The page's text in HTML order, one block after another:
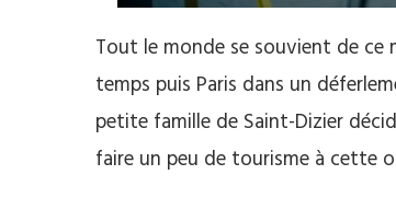
Tout le monde se souvient de ce
temps puis Paris dans un
petite famille de Saint-Dizier
faire un peu de tourisme à cette